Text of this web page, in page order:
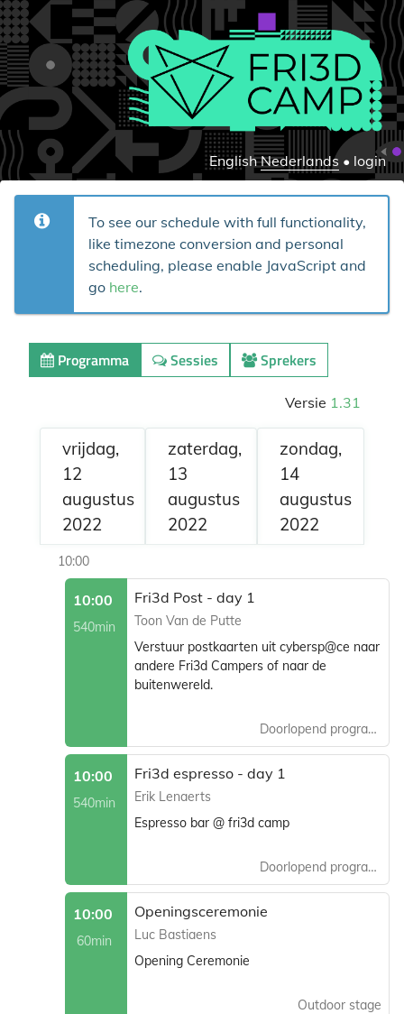
English Nederlands • login
To see our schedule with full functionality,
like timezone conversion and personal
scheduling, please enable JavaScript and
go here.
Programma Sessies Sprekers
Versie 1.31
vrijdag,
12
augustus
2022
zaterdag,
13
augustus
2022
zondag,
14
augustus
2022
10:00
10:00
540min
Fri3d Post - day 1
Toon Van de Putte
Verstuur postkaarten uit cybersp@ce naar
andere Fri3d Campers of naar de
buitenwereld.
Doorlopend programma
10:00
540min
Fri3d espresso - day 1
Erik Lenaerts
Espresso bar @ fri3d camp
Doorlopend programma
10:00
60min
Openingsceremonie
Luc Bastiaens
Opening Ceremonie
Outdoor stage